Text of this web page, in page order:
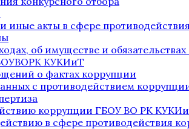
иные акты в сфере
об имуществе и
КУКИиТ
о фактах коррупции
с противодействием
коррупции ГБОУ ВО РК
в сфере противодействия